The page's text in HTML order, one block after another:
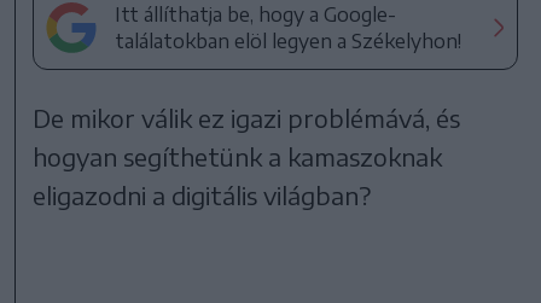
Itt állíthatja be, hogy a Google-
találatokban elöl legyen a Székelyhon!
De mikor válik ez igazi problémává, és
hogyan segíthetünk a kamaszoknak
eligazodni a digitális világban?